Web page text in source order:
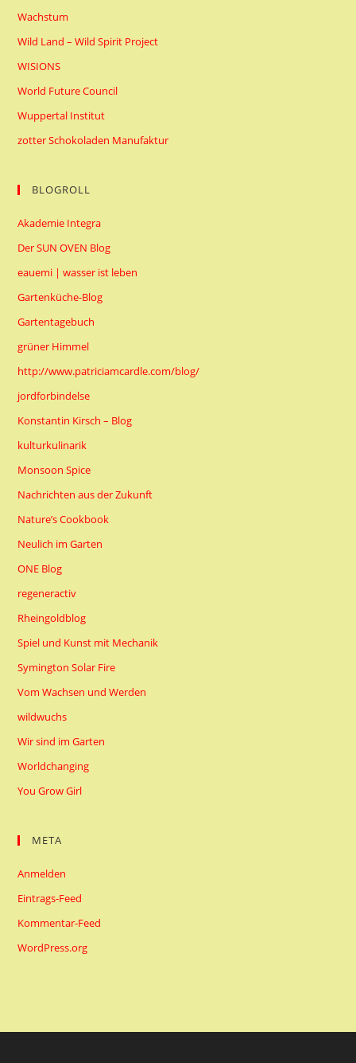
Wachstum
Wild Land – Wild Spirit Project
WISIONS
World Future Council
Wuppertal Institut
zotter Schokoladen Manufaktur
BLOGROLL
Akademie Integra
Der SUN OVEN Blog
eauemi | wasser ist leben
Gartenküche-Blog
Gartentagebuch
grüner Himmel
http://www.patriciamcardle.com/blog/
jordforbindelse
Konstantin Kirsch – Blog
kulturkulinarik
Monsoon Spice
Nachrichten aus der Zukunft
Nature’s Cookbook
Neulich im Garten
ONE Blog
regeneractiv
Rheingoldblog
Spiel und Kunst mit Mechanik
Symington Solar Fire
Vom Wachsen und Werden
wildwuchs
Wir sind im Garten
Worldchanging
You Grow Girl
META
Anmelden
Eintrags-Feed
Kommentar-Feed
WordPress.org